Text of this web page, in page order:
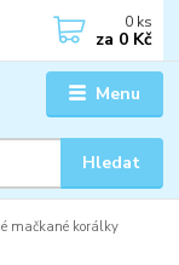
Menu
Hledat
0 ks
za 0 Kč
mačkané korálky